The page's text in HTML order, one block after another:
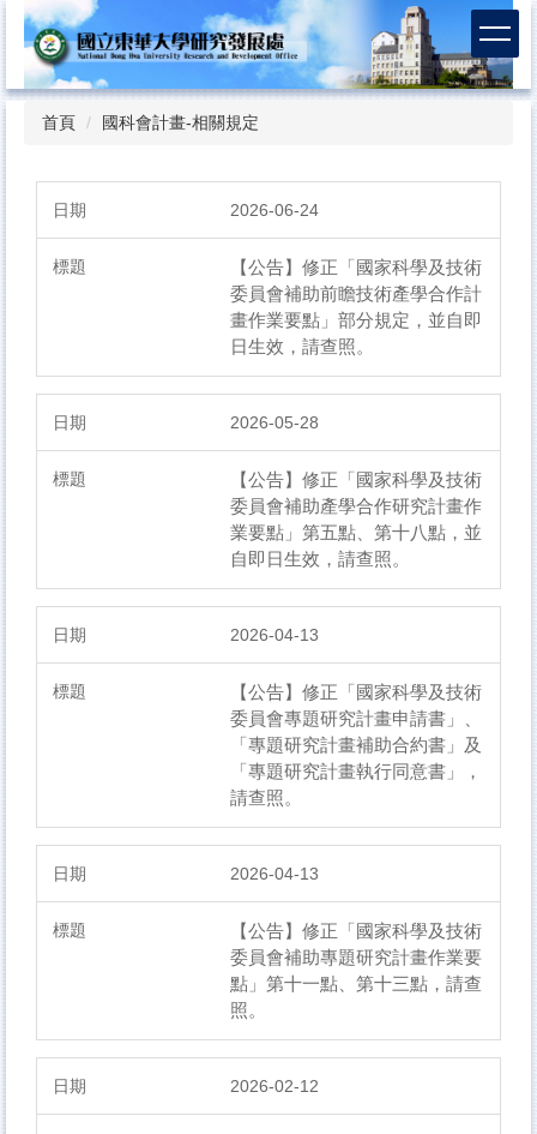
跳
到
要
首頁 國科會計畫-相關規定
2026-06-24
【公告】修正「國家科學及技術
委員會補助前瞻技術產學合作計
畫作業要點」部分規定，並自即
日生效，請查照。
2026-05-28
【公告】修正「國家科學及技術
委員會補助產學合作研究計畫作
業要點」第五點、第十八點，並
自即日生效，請查照。
2026-04-13
【公告】​修正「國家科學及技術
委員會專題研究計畫申請書」、
「專題研究計畫補助合約書」及
「專題研究計畫執行同意書」，
請查照。
2026-04-13
【公告】​修正「國家科學及技術
委員會補助專題研究計畫作業要
點」第十一點、第十三點，請查
照。
2026-02-12